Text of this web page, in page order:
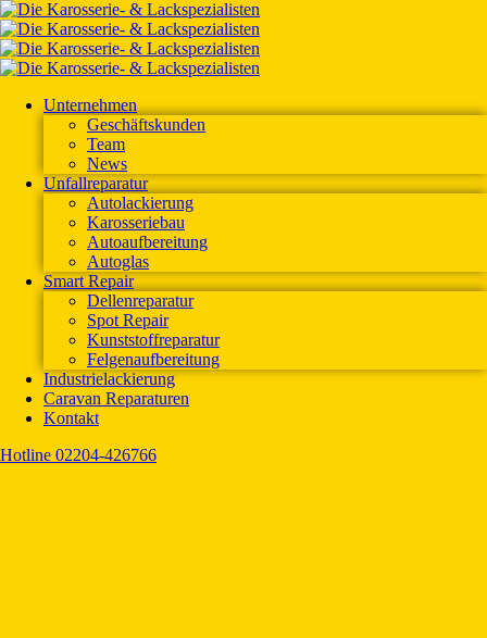
Unternehmen
Geschäftskunden
Team
News
Unfallreparatur
Autolackierung
Karosseriebau
Autoaufbereitung
Autoglas
Smart Repair
Dellenreparatur
Spot Repair
Kunststoffreparatur
Felgenaufbereitung
Industrielackierung
Caravan Reparaturen
Kontakt
Hotline 02204-426766